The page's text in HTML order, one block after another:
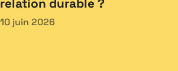
relation durable ?
10 juin 2026